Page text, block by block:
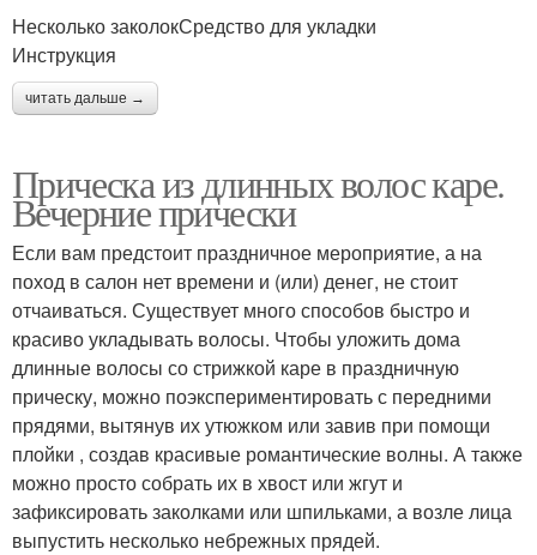
Несколько заколокСредство для укладки
Инструкция
читать дальше →
Прическа из длинных волос каре.
Вечерние прически
Если вам предстоит праздничное мероприятие, а на
поход в салон нет времени и (или) денег, не стоит
отчаиваться. Существует много способов быстро и
красиво укладывать волосы. Чтобы уложить дома
длинные волосы со стрижкой каре в праздничную
прическу, можно поэкспериментировать с передними
прядями, вытянув их утюжком или завив при помощи
плойки , создав красивые романтические волны. А также
можно просто собрать их в хвост или жгут и
зафиксировать заколками или шпильками, а возле лица
выпустить несколько небрежных прядей.